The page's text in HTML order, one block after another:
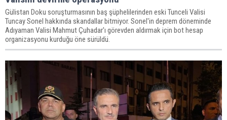
Gülistan Doku soruşturmasının baş şüphelilerinden eski Tunceli Valisi
Tuncay Sonel hakkında skandallar bitmiyor. Sonel'in deprem döneminde
Adıyaman Valisi Mahmut Çuhadar'ı görevden aldırmak için bot hesap
organizasyonu kurduğu öne sürüldü.